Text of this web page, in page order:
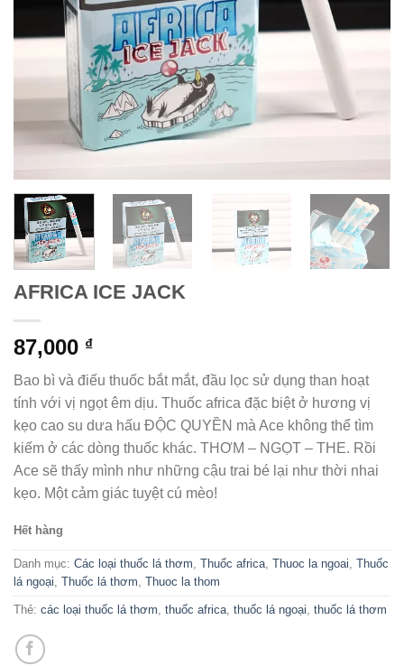
AFRICA ICE JACK
87,000 ₫
Bao bì và điếu thuốc bắt mắt, đầu lọc sử dụng than hoạt
tính với vị ngọt êm dịu. Thuốc africa đặc biệt ở hương vị
kẹo cao su dưa hấu ĐỘC QUYỀN mà Ace không thể tìm
kiếm ở các dòng thuốc khác. THƠM – NGỌT – THE. Rồi
Ace sẽ thấy mình như những cậu trai bé lại như thời nhai
kẹo. Một cảm giác tuyệt cú mèo!
Hết hàng
Danh mục: Các loại thuốc lá thơm Thuốc africa Thuoc la ngoai Thuốc
lá ngoại Thuốc lá thơm Thuoc la thom
Thẻ: các loại thuốc lá thơm thuốc africa thuốc lá ngoại thuốc lá thơm